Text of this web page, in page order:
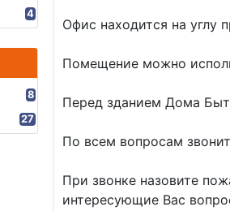
4
8
27
Офис находится на углу
Помещение можно
Перед зданием Дома
По всем вопросам
При звонке назовите
интересующие Вас